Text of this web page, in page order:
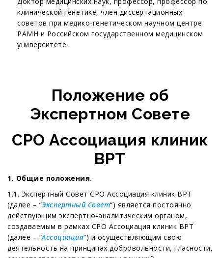
клинической генетике, член диссертационных
советов при медико-генетическом научном центре
РАМН и Российском государственном медицинском
университете.
Положение об
Экспертном Совете
СРО Ассоциация клиник
ВРТ
1. Общие положения.
1.1. Экспертный Совет СРО Ассоциация клиник ВРТ
(далее – “Экспертный Совет“) является постоянно
действующим экспертно-аналитическим органом,
создаваемым в рамках СРО Ассоциация клиник ВРТ
(далее – “Ассоциация“) и осуществляющим свою
деятельность на принципах добровольности, гласности,